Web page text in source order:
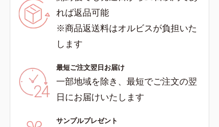
れば返品可能
※商品返送料はオルビスが負担いた
します
最短ご注文翌日お届け
一部地域を除き、最短でご注文の翌
日にお届けいたします
サンプルプレゼント